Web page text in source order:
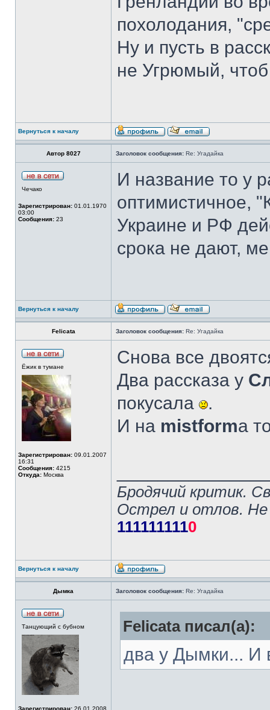
похолодания,
Ну и пусть в
не Угрюмый, чтоб
Вернуться к началу
Автор 8027 Заголовок сообщения: Re: Угадайка
Чечако
Зарегистрирован: 01.01.1970
03:00
Сообщения: 23
И название то у
оптимистичное,
Украине и РФ
срока не дают,
Вернуться к началу
Felicata Заголовок сообщения: Re: Угадайка
Ёжик в тумане
Зарегистрирован: 09.01.2007
16:31
Сообщения: 4215
Откуда: Москва
Снова все
Два рассказа у
покусала
.
И на mistformа
Бродячий критик.
Острел и отлов. Не
1111111110
Вернуться к началу
Дымка Заголовок сообщения: Re: Угадайка
Танцующий с бубном
Зарегистрирован: 26.01.2008
Felicata писал(а):
два у Дымки... И